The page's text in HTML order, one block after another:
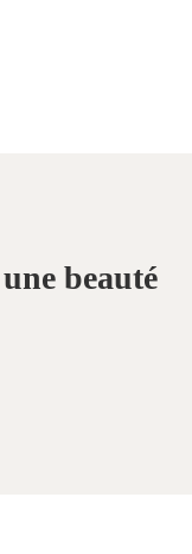
beauté